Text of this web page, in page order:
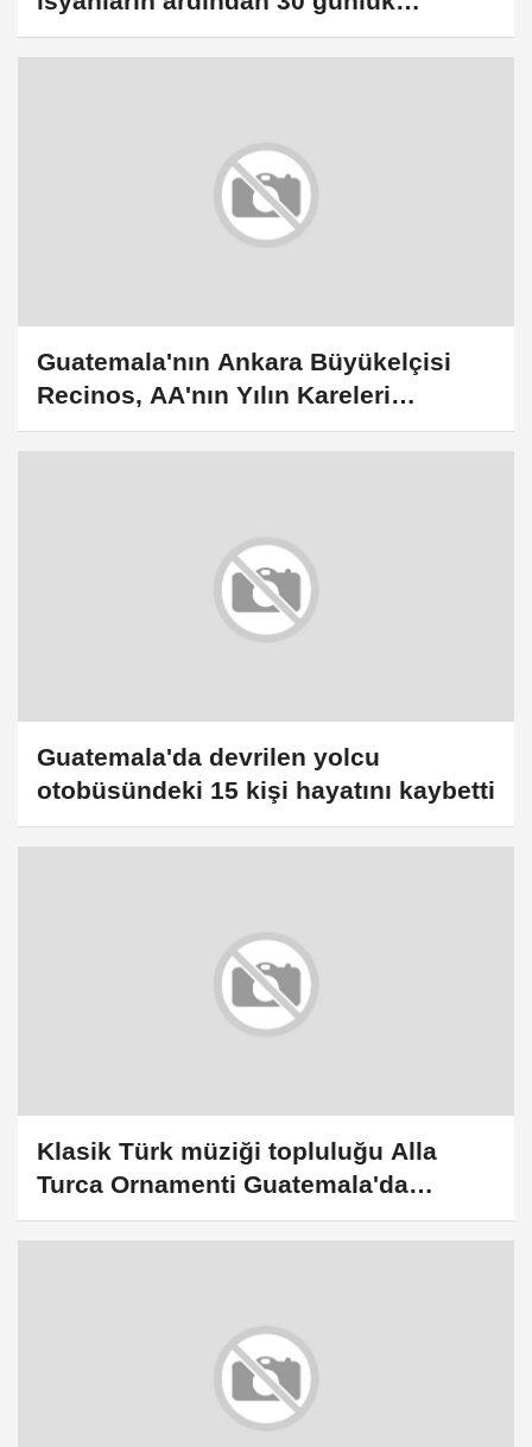
sıkıyönetim ilan edildi
Guatemala'nın Ankara Büyükelçisi
Recinos, AA'nın Yılın Kareleri
oylamasına katıldı
Guatemala'da devrilen yolcu
otobüsündeki 15 kişi hayatını kaybetti
Klasik Türk müziği topluluğu Alla
Turca Ornamenti Guatemala'da
konser verdi